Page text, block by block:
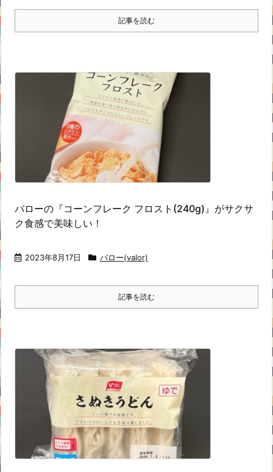
記事を読む
バローの『コーンフレーク フロスト(240g)』がサクサ
ク食感で美味しい！
2023年8月17日 バロー(valor)
記事を読む